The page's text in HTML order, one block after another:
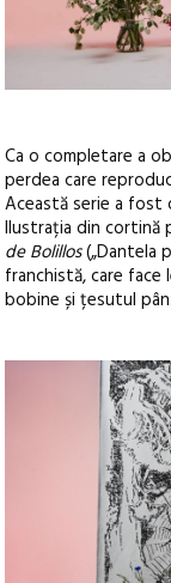
Ca o completare a
perdea care
Această serie a
Ilustrația din
de Bolillos(„Dantela
franchistă, care
bobine și țesutul